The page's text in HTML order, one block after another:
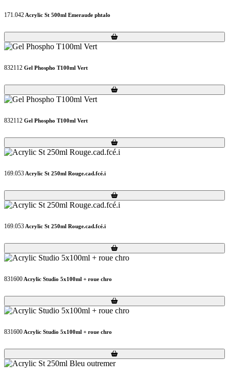
171.042 Acrylic St 500ml Emeraude phtalo
Loading...
Loading...
832112 Gel Phospho T100ml Vert
Loading...
Loading...
832112 Gel Phospho T100ml Vert
Loading...
Loading...
169.053 Acrylic St 250ml Rouge.cad.fcé.i
Loading...
Loading...
169.053 Acrylic St 250ml Rouge.cad.fcé.i
Loading...
Loading...
831600 Acrylic Studio 5x100ml + roue chro
Loading...
Loading...
831600 Acrylic Studio 5x100ml + roue chro
Loading...
Loading...